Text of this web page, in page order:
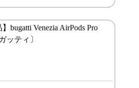
bugatti Venezia AirPods Pro
ッティ〕